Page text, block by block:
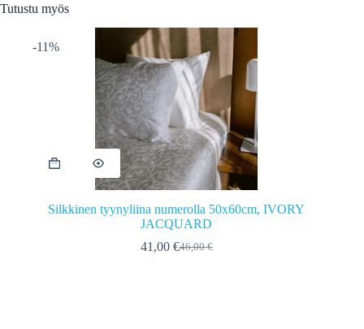
Tutustu myös
-11%
Silkkinen tyynyliina numerolla 50x60cm, IVORY
JACQUARD
46,00€
Alkuperäinen
41,00 €Nykyinen